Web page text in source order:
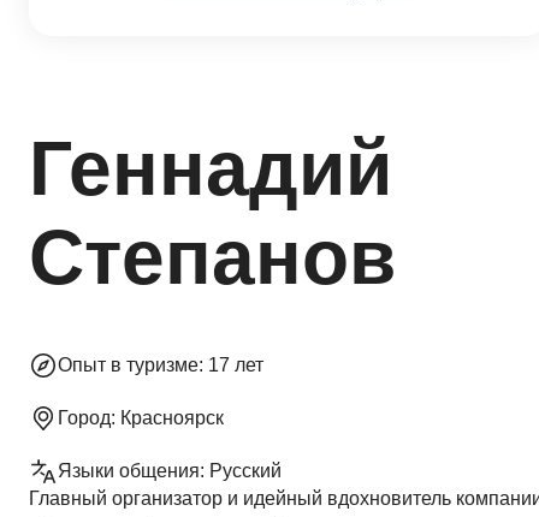
Геннадий
Степанов
Опыт в туризме: 17 лет
Город: Красноярск
Языки общения: Русский
Главный организатор и идейный вдохновитель